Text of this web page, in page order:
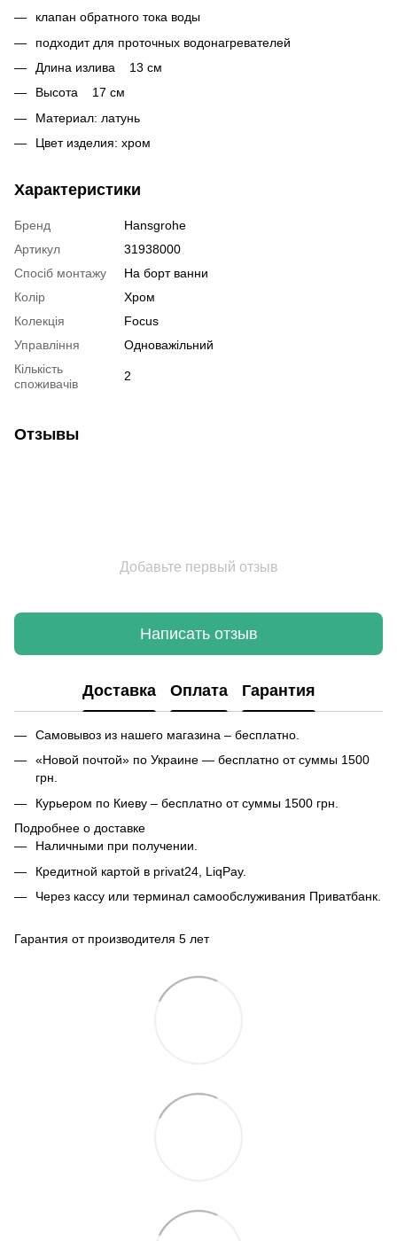
клапан обратного тока воды
подходит для проточных водонагревателей
Длина излива 13 см
Высота 17 см
Материал: латунь
Цвет изделия: хром
Характеристики
Бренд
Hansgrohe
Артикул
31938000
Спосіб монтажу
На борт ванни
Колір
Хром
Колекція
Focus
Управління
Одноважільний
Кількість
споживачів
2
Отзывы
Добавьте первый отзыв
Написать отзыв
Доставка Оплата Гарантия
Самовывоз из нашего магазина – бесплатно.
«Новой почтой» по Украине — бесплатно от суммы 1500
грн.
Курьером по Киеву – бесплатно от суммы 1500 грн.
Подробнее о доставке
Наличными при получении.
Кредитной картой в privat24, LiqPay.
Через кассу или терминал самообслуживания Приватбанк.
Гарантия от производителя 5 лет